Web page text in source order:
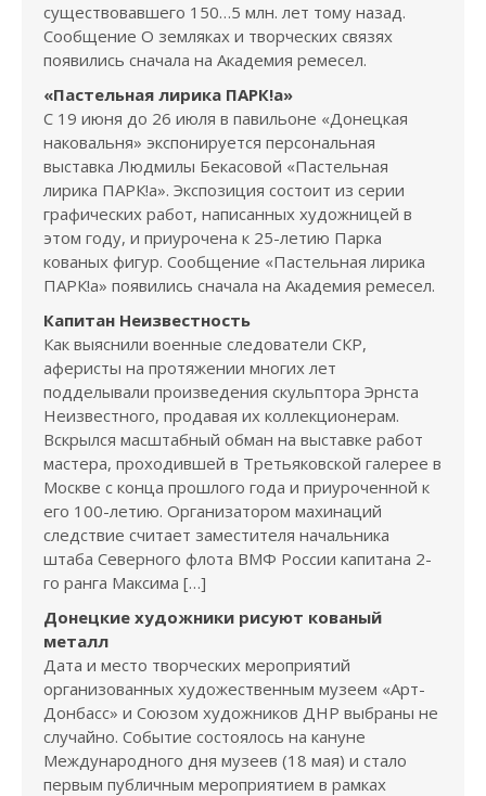
существовавшего 150…5 млн. лет тому назад.
Сообщение О земляках и творческих связях
появились сначала на Академия ремесел.
«Пастельная лирика ПАРК!а»
С 19 июня до 26 июля в павильоне «Донецкая
наковальня» экспонируется персональная
выставка Людмилы Бекасовой «Пастельная
лирика ПАРК!а». Экспозиция состоит из серии
графических работ, написанных художницей в
этом году, и приурочена к 25-летию Парка
кованых фигур. Сообщение «Пастельная лирика
ПАРК!а» появились сначала на Академия ремесел.
Капитан Неизвестность
Как выяснили военные следователи СКР,
аферисты на протяжении многих лет
подделывали произведения скульптора Эрнста
Неизвестного, продавая их коллекционерам.
Вскрылся масштабный обман на выставке работ
мастера, проходившей в Третьяковской галерее в
Москве с конца прошлого года и приуроченной к
его 100-летию. Организатором махинаций
следствие считает заместителя начальника
штаба Северного флота ВМФ России капитана 2-
го ранга Максима […]
Донецкие художники рисуют кованый
металл
Дата и место творческих мероприятий
организованных художественным музеем «Арт-
Донбасс» и Союзом художников ДНР выбраны не
случайно. Событие состоялось на кануне
Международного дня музеев (18 мая) и стало
первым публичным мероприятием в рамках